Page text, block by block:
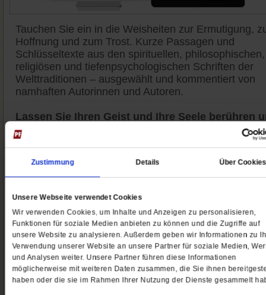
Zustimmung Details Über Cookies
Unsere Webseite verwendet Cookies
Wir verwenden Cookies, um Inhalte und Anzeigen zu personalisieren,
Funktionen für soziale Medien anbieten zu können und die Zugriffe auf
unsere Website zu analysieren. Außerdem geben wir Informationen zu
Verwendung unserer Website an unsere Partner für soziale Medien,
und Analysen weiter. Unsere Partner führen diese Informationen
möglicherweise mit weiteren Daten zusammen, die Sie ihnen
haben oder die sie im Rahmen Ihrer Nutzung der Dienste gesammelt
Tauchen Sie ein in die Weisheiten zur Ermutigung,
Hoffnung und zum Trost. Kurze Passagen und
Schlüsseltexte aus den spirituellen, philosophischen,
religiösen und tiefenpsychologischen Schriften der
Welttraditionen – ausgewählt und kommentiert von
namhaften Autorinnen und Autoren.
Lassen Sie Ihren Geist und Ihre Seele berühren
stärken
Autorinnen sowie die Zitate aus zentralen Schriften
provozieren, um andere Seiten zu entdecken. Auch
meditativ einstimmen, um dem Unbedingten, das
alle angeht, auf ungewohnte Art zu begegnen.
Jetzt 4 Wochen kostenlos lesen
Gönnen Sie sich eine kleine Auszeit mit einer
am Wochenende. Der Weisheitsletter erscheint
immer freitags. Die schön gestaltete PDF-Datei
erhalten Sie per E-Mail.